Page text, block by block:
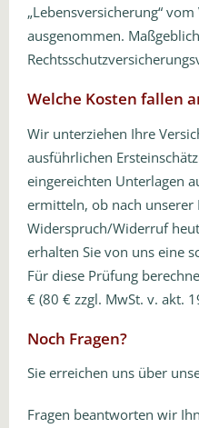
„Lebensversicherung“
ausgenommen.
Welche Kosten fallen
Wir unterziehen Ihre
ausführlichen
eingereichten Unterlagen
ermitteln, ob nach unserer
Widerspruch/Widerruf
erhalten Sie von uns eine
Für diese Prüfung
€ (80 € zzgl. MwSt. v. akt.
Noch Fragen?
Sie erreichen uns über
Fragen beantworten wir